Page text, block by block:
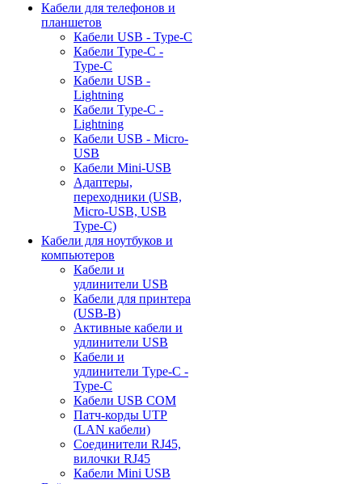
Кабели для телефонов и
планшетов
Кабели USB - Type-C
Кабели Type-C -
Type-C
Кабели USB -
Lightning
Кабели Type-C -
Lightning
Кабели USB - Micro-
USB
Кабели Mini-USB
Адаптеры,
переходники (USB,
Micro-USB, USB
Type-C)
Кабели для ноутбуков и
компьютеров
Кабели и
удлинители USB
Кабели для принтера
(USB-B)
Активные кабели и
удлинители USB
Кабели и
удлинители Type-C -
Type-C
Кабели USB COM
Патч-корды UTP
(LAN кабели)
Соединители RJ45,
вилочки RJ45
Кабели Mini USB